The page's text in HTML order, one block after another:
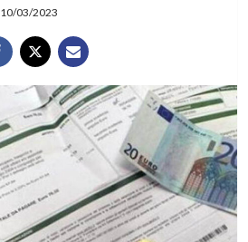
10/03/2023